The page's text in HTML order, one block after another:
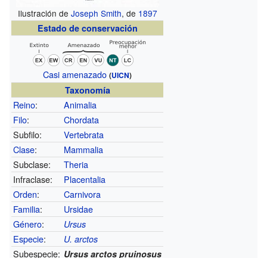
Ilustración de Joseph Smith, de 1897
Estado de conservación
Casi amenazado (UICN)
Taxonomía
Reino:
Animalia
Filo:
Chordata
Subfilo:
Vertebrata
Clase:
Mammalia
Subclase:
Theria
Infraclase:
Placentalia
Orden:
Carnivora
Familia:
Ursidae
Género: Ursus
Especie: U. arctos
Subespecie: Ursus arctos pruinosus